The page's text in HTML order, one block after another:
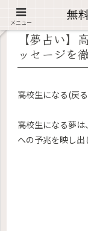
記事内に広告が含まれ
【夢占い】
ッセージを
高校生になる(戻
高校生になる夢
への予兆を映し出
メニュー